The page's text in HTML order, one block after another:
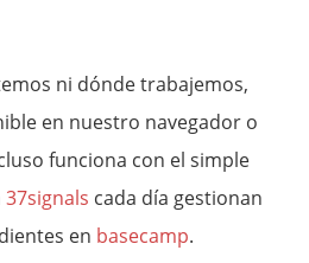
ni dónde trabajemos,
en nuestro navegador o
funciona con el simple
37signals cada día gestionan
en basecamp.